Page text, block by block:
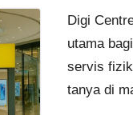
Digi
utama
servis
tanya di